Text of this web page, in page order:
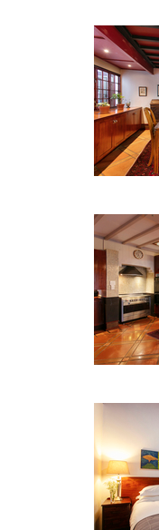
• Eine Küche mit
vier Herdplatten
• Ein Essbereich
Personen.
• Lounge-Bereich
(DSTV) und 2
• Drahtlose
• Balkon oder
• Eigener Eingang
• Offener Plan
• Modernes Bad
• Kingsize-Bett
• Voll
• Sessel und
• Drahtlose
DIENSTE
• Voll
• Kaffee und Tee
• Toilettenartikel:
• Bügeleisen und
• Großer